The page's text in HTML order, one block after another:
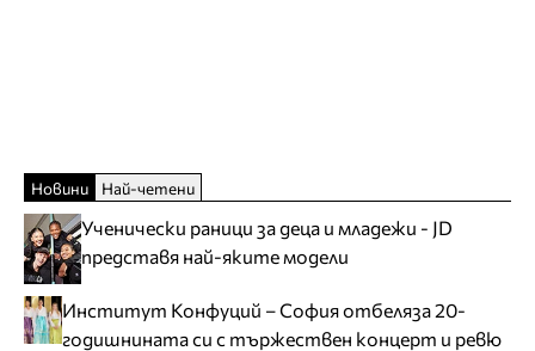
Новини Най-четени
Ученически раници за деца и младежи - JD
представя най-яките модели
Институт Конфуций – София отбеляза 20-
годишнината си с тържествен концерт и ревю